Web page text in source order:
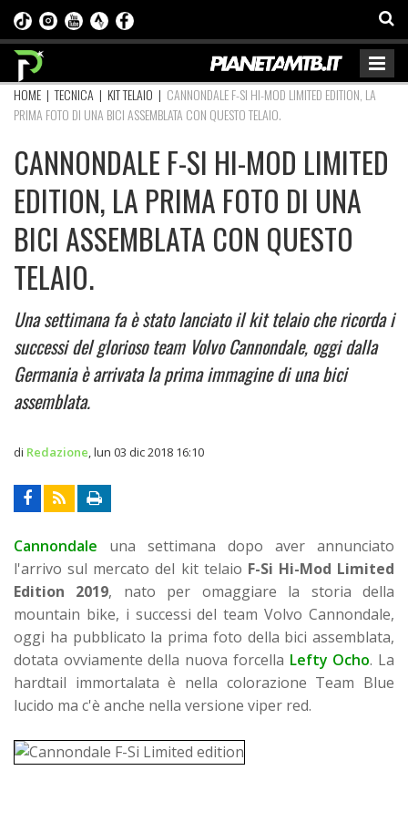
HOME |TECNICA | KIT TELAIO | CANNONDALE F-SI HI-MOD LIMITED EDITION, LA
PRIMA FOTO DI UNA BICI ASSEMBLATA CON QUESTO TELAIO.
CANNONDALE F-SI HI-MOD LIMITED
EDITION, LA PRIMA FOTO DI UNA
BICI ASSEMBLATA CON QUESTO
TELAIO.
Una settimana fa è stato lanciato il kit telaio che ricorda i
successi del glorioso team Volvo Cannondale, oggi dalla
Germania è arrivata la prima immagine di una bici
assemblata.
di Redazione lun 03 dic 2018 16:10
Cannondale una settimana dopo aver annunciato
l'arrivo sul mercato del kit telaio F-Si Hi-Mod Limited
Edition 2019, nato per omaggiare la storia della
mountain bike, i successi del team Volvo Cannondale,
oggi ha pubblicato la prima foto della bici assemblata,
dotata ovviamente della nuova forcella Lefty Ocho. La
hardtail immortalata è nella colorazione Team Blue
lucido ma c'è anche nella versione viper red.